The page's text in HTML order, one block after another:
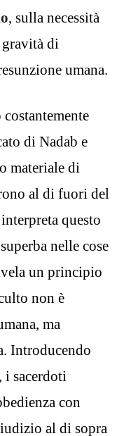
, sulla necessità
di
umana.
di Nadab e
materiale di
al di fuori del
questo
nelle cose
un principio
non è
ma
Introducendo
i sacerdoti
con
al di sopra